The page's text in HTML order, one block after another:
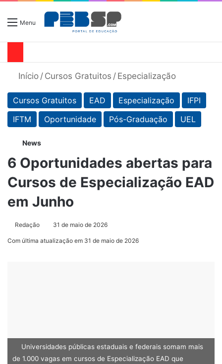
Menu
Início / Cursos Gratuitos / Especialização
Cursos Gratuitos EAD Especialização
IFPI
IFTM
Oportunidade Pós-Graduação UEL
News
6 Oportunidades abertas para
Cursos de Especialização EAD
em Junho
Redação 31 de maio de 2026
Com última atualização em 31 de maio de 2026
Universidades públicas estaduais e federais somam mais
de 1.000 vagas em cursos de Especialização EAD que